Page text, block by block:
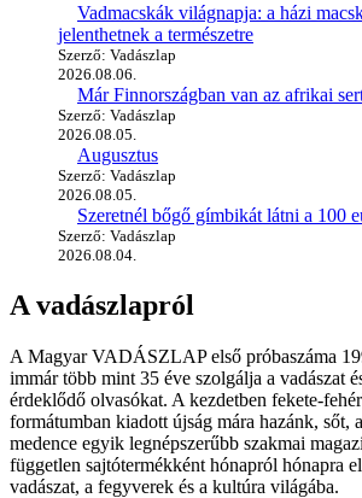
Vadmacskák világnapja: a házi
jelenthetnek a természetre
Szerző: Vadászlap
2026.08.06.
Már Finnországban van az afrikai
Szerző: Vadászlap
2026.08.05.
Augusztus
Szerző: Vadászlap
2026.08.05.
Szeretnél bőgő gímbikát látni a 100
Szerző: Vadászlap
2026.08.04.
A vadászlapról
A Magyar VADÁSZLAP első próbaszáma
immár több mint 35 éve szolgálja a vadászat
érdeklődő olvasókat. A kezdetben fekete-
formátumban kiadott újság mára hazánk, sőt,
medence egyik legnépszerűbb szakmai
független sajtótermékként hónapról hónapra
vadászat, a fegyverek és a kultúra világába.